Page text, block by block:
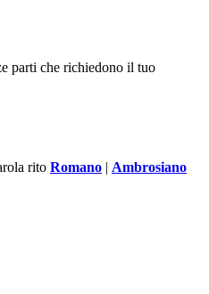
parti che richiedono il tuo
rito Romano | Ambrosiano